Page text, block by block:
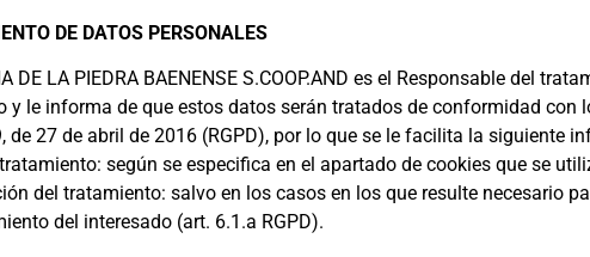
DE DATOS PERSONALES
DE LA PIEDRA BAENENSE S.COOP.AND es el Responsable del
y le informa de que estos datos serán tratados de conformidad con
de 27 de abril de 2016 (RGPD), por lo que se le facilita la siguiente
según se especifica en el apartado de cookies que se
del tratamiento: salvo en los casos en los que resulte necesario
del interesado (art. 6.1.a RGPD).